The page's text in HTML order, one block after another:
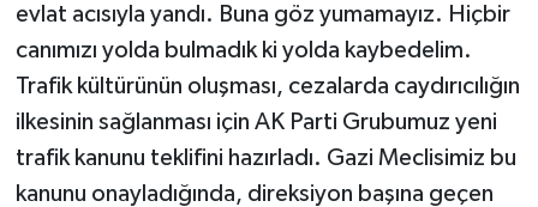
evlat acısıyla yandı. Buna göz yumamayız. Hiçbir
canımızı yolda bulmadık ki yolda kaybedelim.
Trafik kültürünün oluşması, cezalarda caydırıcılığın
ilkesinin sağlanması için AK Parti Grubumuz yeni
trafik kanunu teklifini hazırladı. Gazi Meclisimiz bu
kanunu onayladığında, direksiyon başına geçen